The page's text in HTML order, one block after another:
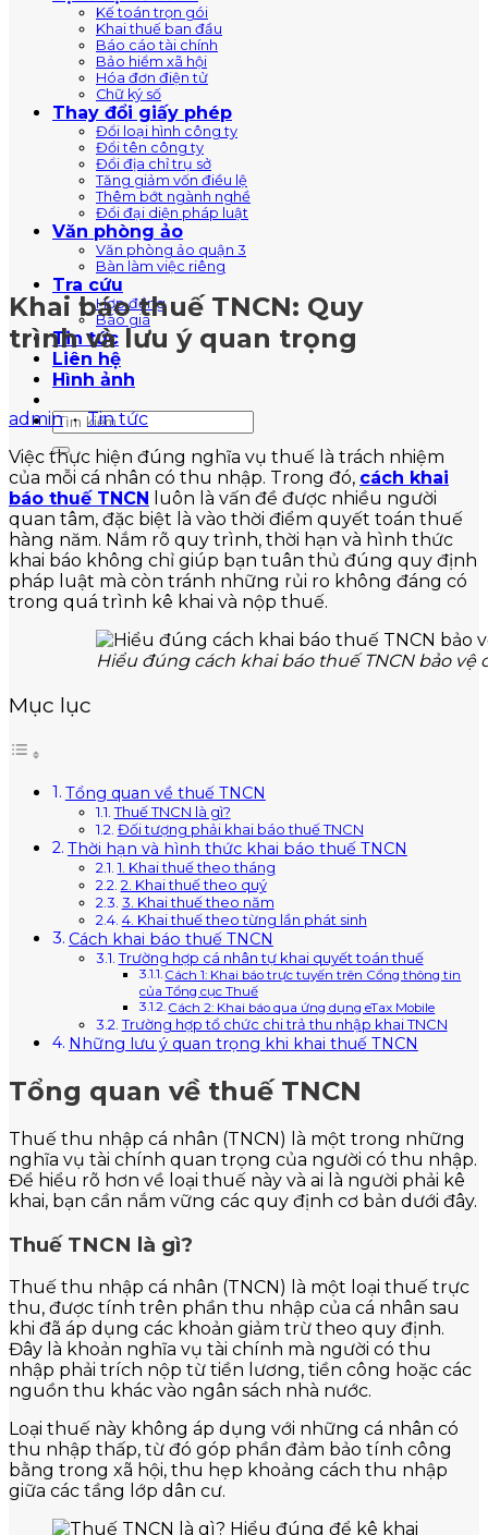
Kế toán trọn gói
Khai thuế ban đầu
Báo cáo tài chính
Bảo hiểm xã hội
Hóa đơn điện tử
Chữ ký số
Thay đổi giấy phép
Đổi loại hình công ty
Đổi tên công ty
Đổi địa chỉ trụ sở
Tăng giảm vốn điều lệ
Thêm bớt ngành nghề
Đổi đại diện pháp luật
Văn phòng ảo
Văn phòng ảo quận 3
Bàn làm việc riêng
Tra cứu
Hợp đồng
Báo giá
Tin tức
Liên hệ
Hình ảnh
Khai báo thuế TNCN: Quy
trình và lưu ý quan trọng
admin • Tin tức
Việc thực hiện đúng nghĩa vụ thuế là trách nhiệm
của mỗi cá nhân có thu nhập. Trong đó, cách khai
báo thuế TNCN luôn là vấn đề được nhiều người
quan tâm, đặc biệt là vào thời điểm quyết toán thuế
hàng năm. Nắm rõ quy trình, thời hạn và hình thức
khai báo không chỉ giúp bạn tuân thủ đúng quy định
pháp luật mà còn tránh những rủi ro không đáng có
trong quá trình kê khai và nộp thuế.
Hiểu đúng cách khai báo thuế TNCN bảo vệ
Mục lục
Tổng quan về thuế TNCN
Thuế TNCN là gì?
Đối tượng phải khai báo thuế TNCN
Thời hạn và hình thức khai báo thuế TNCN
1. Khai thuế theo tháng
2. Khai thuế theo quý
3. Khai thuế theo năm
4. Khai thuế theo từng lần phát sinh
Cách khai báo thuế TNCN
Trường hợp cá nhân tự khai quyết toán thuế
Cách 1: Khai báo trực tuyến trên Cổng thông tin
của Tổng cục Thuế
Cách 2: Khai báo qua ứng dụng eTax Mobile
Trường hợp tổ chức chi trả thu nhập khai TNCN
Những lưu ý quan trọng khi khai thuế TNCN
Tổng quan về thuế TNCN
Thuế thu nhập cá nhân (TNCN) là một trong những
nghĩa vụ tài chính quan trọng của người có thu nhập.
Để hiểu rõ hơn về loại thuế này và ai là người phải kê
khai, bạn cần nắm vững các quy định cơ bản dưới đây.
Thuế TNCN là gì?
Thuế thu nhập cá nhân (TNCN) là một loại thuế trực
thu, được tính trên phần thu nhập của cá nhân sau
khi đã áp dụng các khoản giảm trừ theo quy định.
Đây là khoản nghĩa vụ tài chính mà người có thu
nhập phải trích nộp từ tiền lương, tiền công hoặc các
nguồn thu khác vào ngân sách nhà nước.
Loại thuế này không áp dụng với những cá nhân có
thu nhập thấp, từ đó góp phần đảm bảo tính công
bằng trong xã hội, thu hẹp khoảng cách thu nhập
giữa các tầng lớp dân cư.